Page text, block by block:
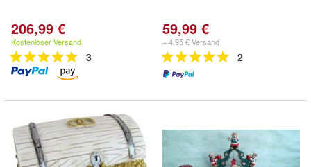
206,99 €
Kostenloser Versand
3
59,99 €
+ 4,95 € Versand
2